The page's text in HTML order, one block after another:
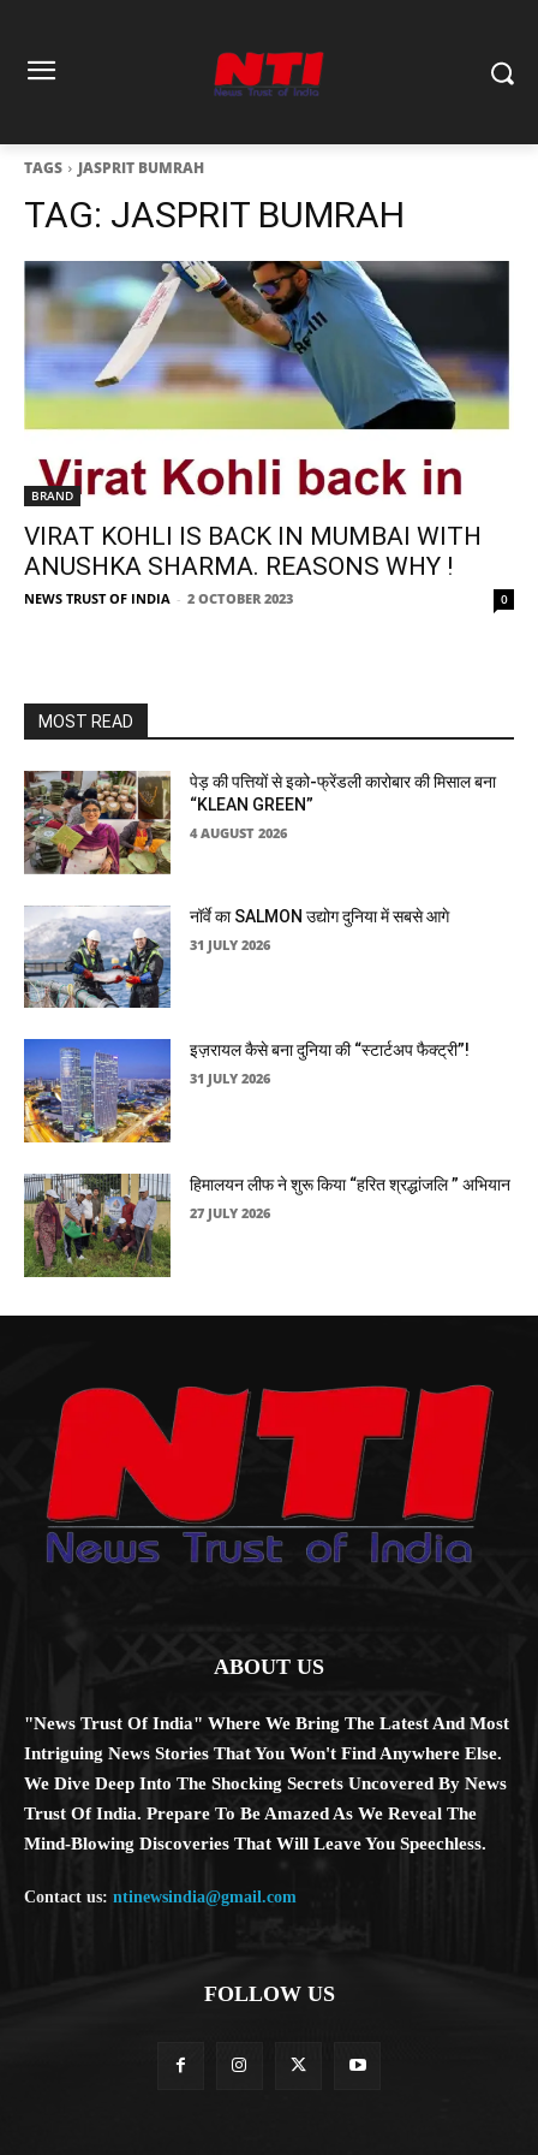
TAGS JASPRIT BUMRAH
TAG: JASPRIT BUMRAH
BRAND
VIRAT KOHLI IS BACK IN MUMBAI WITH
ANUSHKA SHARMA. REASONS WHY !
NEWS TRUST OF INDIA - 2 OCTOBER 2023 0
MOST READ
पेड़ की पत्तियों से इको-फ्रेंडली कारोबार की मिसाल बना
“KLEAN GREEN”
4 AUGUST 2026
नॉर्वे का SALMON उद्योग दुनिया में सबसे आगे
31 JULY 2026
इज़रायल कैसे बना दुनिया की “स्टार्टअप फैक्ट्री”!
31 JULY 2026
हिमालयन लीफ ने शुरू किया “हरित श्रद्धांजलि ” अभियान
27 JULY 2026
ABOUT US
"News Trust Of India" Where We Bring The Latest And Most
Intriguing News Stories That You Won't Find Anywhere Else.
We Dive Deep Into The Shocking Secrets Uncovered By News
Trust Of India. Prepare To Be Amazed As We Reveal The
Mind-Blowing Discoveries That Will Leave You Speechless.
Contact us: ntinewsindia@gmail.com
FOLLOW US